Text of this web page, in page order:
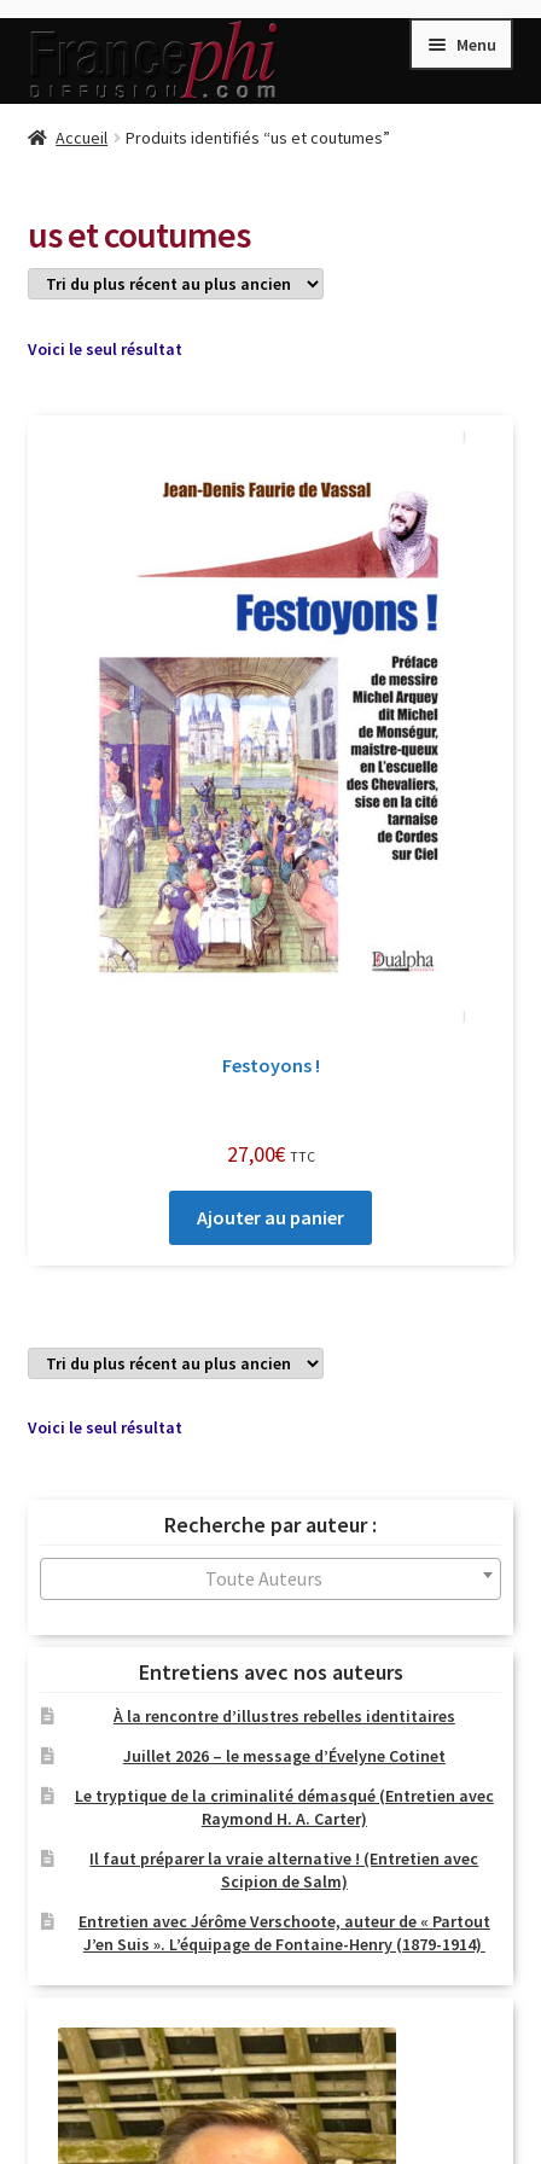
Aller
la
Aller
contenu
Menu
Accueil
Conditions de Vente
Connection
Livres de Peter Randa
Login Customizer
Nous Contacter
Politique de confidentialité et cookies
Qui sommes-nous ?
Soutien à Philippe Randa
Suivi de la Commande
Accueil Produits identifiés “us et coutumes”
us et coutumes
Voici le seul résultat
Festoyons !
27,00€ TTC
Ajouter au panier
Voici le seul résultat
Recherche par auteur :
Toute Auteurs
Entretiens avec nos auteurs
À la rencontre d’illustres rebelles identitaires
Juillet 2026 – le message d’Évelyne Cotinet
Le tryptique de la criminalité démasqué (Entretien avec
Raymond H. A. Carter)
Il faut préparer la vraie alternative ! (Entretien avec
Scipion de Salm)
Entretien avec Jérôme Verschoote, auteur de « Partout
J’en Suis ». L’équipage de Fontaine-Henry (1879-1914)